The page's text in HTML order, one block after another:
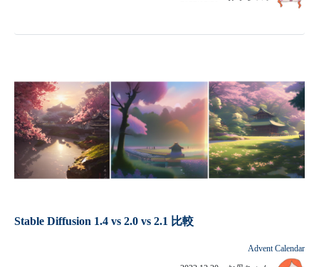
Stable Diffusion 1.4 vs 2.0 vs 2.1 比較
Advent Calendar